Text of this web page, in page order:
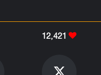
12٬421